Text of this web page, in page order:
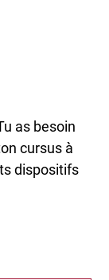
as besoin
cursus à
dispositifs